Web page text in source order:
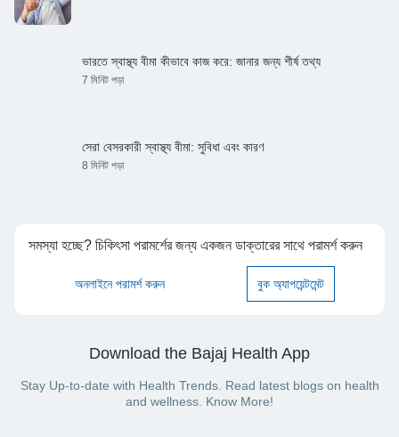
ভারতে স্বাস্থ্য বীমা কীভাবে কাজ করে: জানার জন্য শীর্ষ তথ্য
7 মিনিট পড়া
সেরা বেসরকারী স্বাস্থ্য বীমা: সুবিধা এবং কারণ
8 মিনিট পড়া
সমস্যা হচ্ছে? চিকিৎসা পরামর্শের জন্য একজন ডাক্তারের সাথে পরামর্শ করুন
অনলাইনে পরামর্শ করুন বুক অ্যাপয়েন্টমেন্ট
Download the Bajaj Health App
Stay Up-to-date with Health Trends. Read latest blogs on health
and wellness. Know More!